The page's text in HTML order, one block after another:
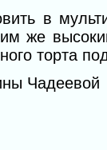
в
же
торта
Чадеевой